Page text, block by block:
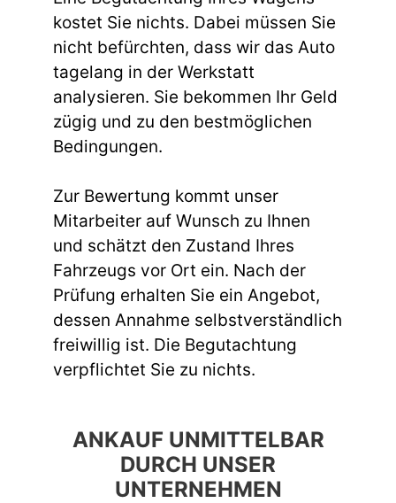
kostet Sie nichts. Dabei müssen Sie
nicht befürchten, dass wir das Auto
tagelang in der Werkstatt
analysieren. Sie bekommen Ihr Geld
zügig und zu den bestmöglichen
Bedingungen.
Zur Bewertung kommt unser
Mitarbeiter auf Wunsch zu Ihnen
und schätzt den Zustand Ihres
Fahrzeugs vor Ort ein. Nach der
Prüfung erhalten Sie ein Angebot,
dessen Annahme selbstverständlich
freiwillig ist. Die Begutachtung
verpflichtet Sie zu nichts.
ANKAUF UNMITTELBAR
DURCH UNSER
UNTERNEHMEN